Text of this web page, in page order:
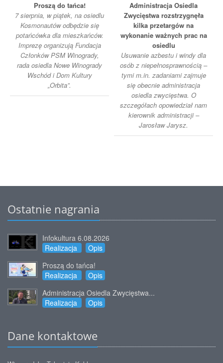
Proszą do tańca!
7 sierpnia, w piątek, na osiedlu
Kosmonautów odbędzie się
potańcówka dla mieszkańców.
Imprezę organizują Fundacja
Członków PSM Winogrady,
rada osiedla Nowe Winogrady
Wschód i Dom Kultury
„Orbita”.
Administracja Osiedla
Zwycięstwa rozstrzygnęła
kilka przetargów na
wykonanie ważnych prac na
osiedlu
Usuwanie azbestu i windy dla
osób z niepełnosprawnością –
tymi m.in. zadaniami zajmuje
się obecnie administracja
osiedla zwycięstwa. O
szczegółach opowiedział nam
kierownik administracji –
Jarosław Jarysz.
Ostatnie nagrania
Infokultura 6.08.2026
Realizacja
Opis
Proszą do tańca!
Realizacja
Opis
Administracja Osiedla Zwycięstwa...
Realizacja
Opis
Dane kontaktowe